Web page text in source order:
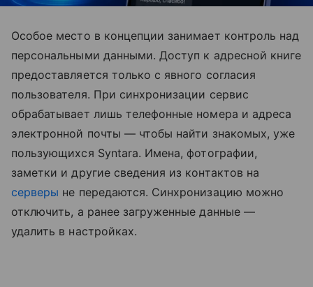
Особое место в концепции занимает контроль над
персональными данными. Доступ к адресной книге
предоставляется только с явного согласия
пользователя. При синхронизации сервис
обрабатывает лишь телефонные номера и адреса
электронной почты — чтобы найти знакомых, уже
пользующихся Syntara. Имена, фотографии,
заметки и другие сведения из контактов на
серверы не передаются. Синхронизацию можно
отключить, а ранее загруженные данные —
удалить в настройках.